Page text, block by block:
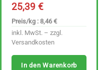
25,39€
Preis/kg : 8,46 €
inkl. MwSt. – zzgl.
Versandkosten
In den Warenkorb